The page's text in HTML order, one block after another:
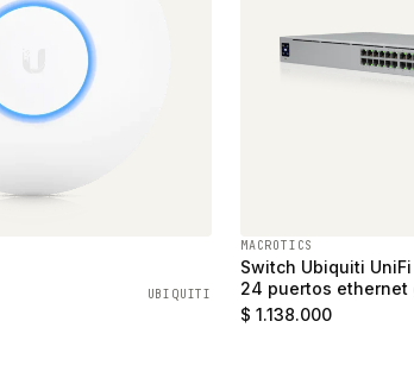
UBIQUITI
MACROTICS
Switch Ubiquiti
24 puertos
SFP
$ 1.138.000